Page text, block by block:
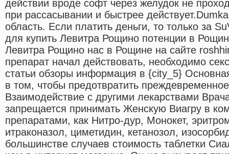
действии вроде софт через желудок не
при рассасывании и быстрее
область. Если платить деньги, то только за
для купить Левитра Рощино потенции в
Левитра Рощино нас в Рощине на сайте
препарат начал действовать, необходимо
статьи обзоры информация в {city_5}
в том, чтобы предотвратить
Взаимодействие с другими лекарствами
запрещается принимать Женскую Виагру в
препаратами, как Нитро-дур, Монокет,
итраконазол, циметидин, кетанозол,
большинстве случаев стоимость таблетки